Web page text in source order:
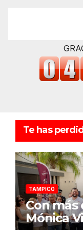
Te has
TAMPICO
Con más
Mónica